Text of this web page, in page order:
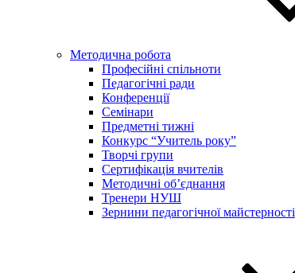
Методична робота
Професійні спільноти
Педагогічні ради
Конференції
Семінари
Предметні тижні
Конкурс “Учитель року”
Творчі групи
Сертифікація вчителів
Методичні об’єднання
Тренери НУШ
Зернини педагогічної майстерності